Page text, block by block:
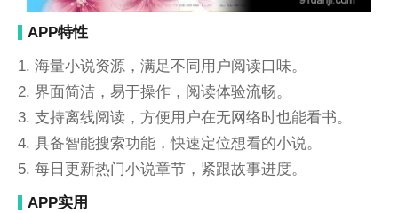
APP特性
1. 海量小说资源，满足不同用户阅读口味。
2. 界面简洁，易于操作，阅读体验流畅。
3. 支持离线阅读，方便用户在无网络时也能看书。
4. 具备智能搜索功能，快速定位想看的小说。
5. 每日更新热门小说章节，紧跟故事进度。
APP实用